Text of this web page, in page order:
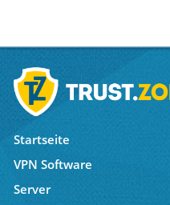
Startseite
VPN Software
Server